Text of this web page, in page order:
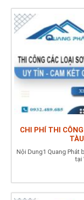
CHI PHÍ THI
Nội Dung1 Quang Phát
tại